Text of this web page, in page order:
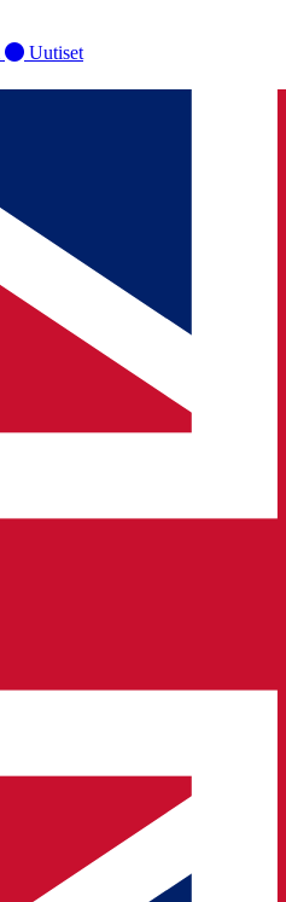
Uutiset